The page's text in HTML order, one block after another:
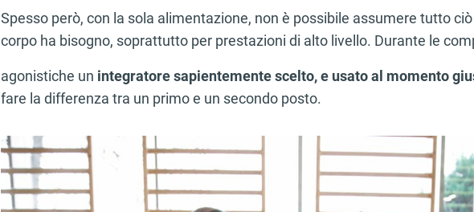
Spesso però, con la sola alimentazione, non è possibile assumere tutto
corpo ha bisogno, soprattutto per prestazioni di alto livello. Durante le
agonistiche un integratore sapientemente scelto, e usato al momento
fare la differenza tra un primo e un secondo posto.